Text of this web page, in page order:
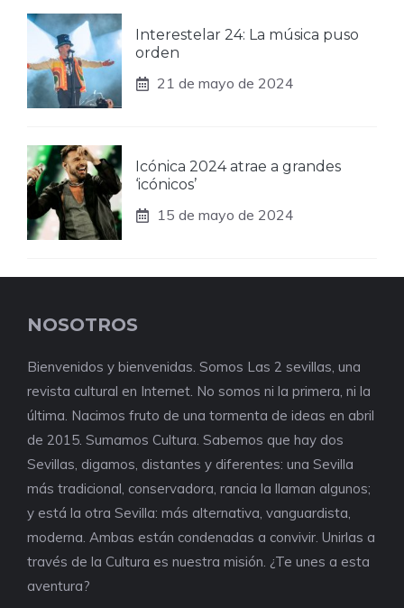
Interestelar 24: La música puso
orden
21 de mayo de 2024
Icónica 2024 atrae a grandes
‘icónicos’
15 de mayo de 2024
NOSOTROS
Bienvenidos y bienvenidas. Somos Las 2 sevillas, una
revista cultural en Internet. No somos ni la primera, ni la
última. Nacimos fruto de una tormenta de ideas en abril
de 2015. Sumamos Cultura. Sabemos que hay dos
Sevillas, digamos, distantes y diferentes: una Sevilla
más tradicional, conservadora, rancia la llaman algunos;
y está la otra Sevilla: más alternativa, vanguardista,
moderna. Ambas están condenadas a convivir. Unirlas a
través de la Cultura es nuestra misión. ¿Te unes a esta
aventura?